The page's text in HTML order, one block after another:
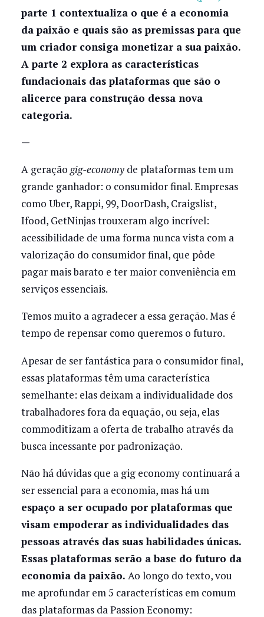
parte 1 contextualiza o que é a economia
da paixão e quais são as premissas para que
um criador consiga monetizar a sua paixão.
A parte 2 explora as características
fundacionais das plataformas que são o
alicerce para construção dessa nova
categoria.
—
A geração gig-economyde plataformas tem um
grande ganhador: o consumidor final. Empresas
como Uber, Rappi, 99, DoorDash, Craigslist,
Ifood, GetNinjas trouxeram algo incrível:
acessibilidade de uma forma nunca vista com a
valorização do consumidor final, que pôde
pagar mais barato e ter maior conveniência em
serviços essenciais.
Temos muito a agradecer a essa geração. Mas é
tempo de repensar como queremos o futuro.
Apesar de ser fantástica para o consumidor final,
essas plataformas têm uma característica
semelhante: elas deixam a individualidade dos
trabalhadores fora da equação, ou seja, elas
commoditizam a oferta de trabalho através da
busca incessante por padronização.
Não há dúvidas que a gig economy continuará a
ser essencial para a economia, mas há um
espaço a ser ocupado por plataformas que
visam empoderar as individualidades das
pessoas através das suas habilidades únicas.
Essas plataformas serão a base do futuro da
economia da paixão. Ao longo do texto, vou
me aprofundar em 5 características em comum
das plataformas da Passion Economy: